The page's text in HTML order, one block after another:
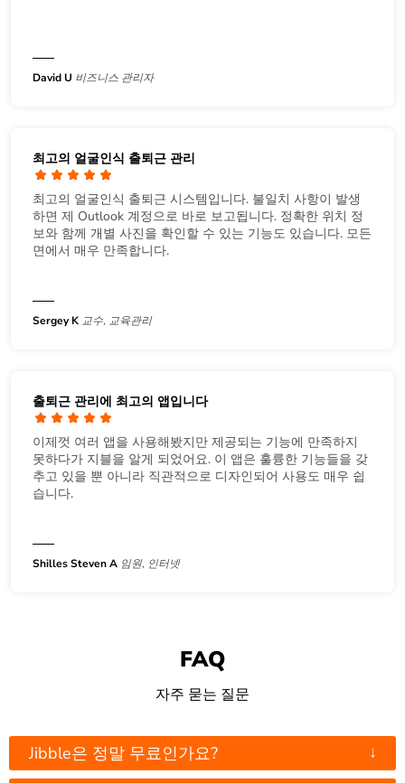
David U 비즈니스 관리자
최고의 얼굴인식 출퇴근 관리
최고의 얼굴인식 출퇴근 시스템입니다. 불일치 사항이 발생
하면 제 Outlook 계정으로 바로 보고됩니다. 정확한 위치 정
보와 함께 개별 사진을 확인할 수 있는 기능도 있습니다. 모든
면에서 매우 만족합니다.
Sergey K 교수, 교육관리
출퇴근 관리에 최고의 앱입니다
이제껏 여러 앱을 사용해봤지만 제공되는 기능에 만족하지
못하다가 지블을 알게 되었어요. 이 앱은 훌륭한 기능들을 갖
추고 있을 뿐 아니라 직관적으로 디자인되어 사용도 매우 쉽
습니다.
Shilles Steven A 임원, 인터넷
FAQ
자주 묻는 질문
Jibble은 정말 무료인가요? ↓